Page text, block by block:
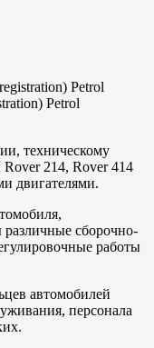
Petrol
Petrol
техническому
214, Rover 414
двигателями.
сборочно-
работы
автомобилей
персонала